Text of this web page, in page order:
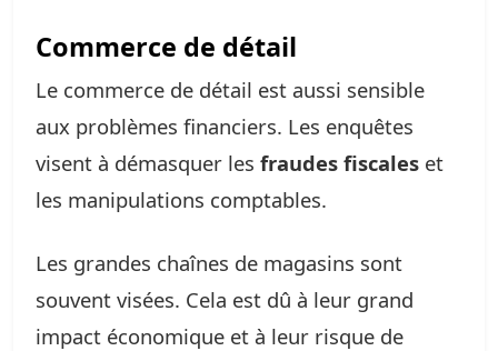
Commerce de détail
Le commerce de détail est aussi sensible
aux problèmes financiers. Les enquêtes
visent à démasquer les fraudes fiscales et
les manipulations comptables.
Les grandes chaînes de magasins sont
souvent visées. Cela est dû à leur grand
impact économique et à leur risque de